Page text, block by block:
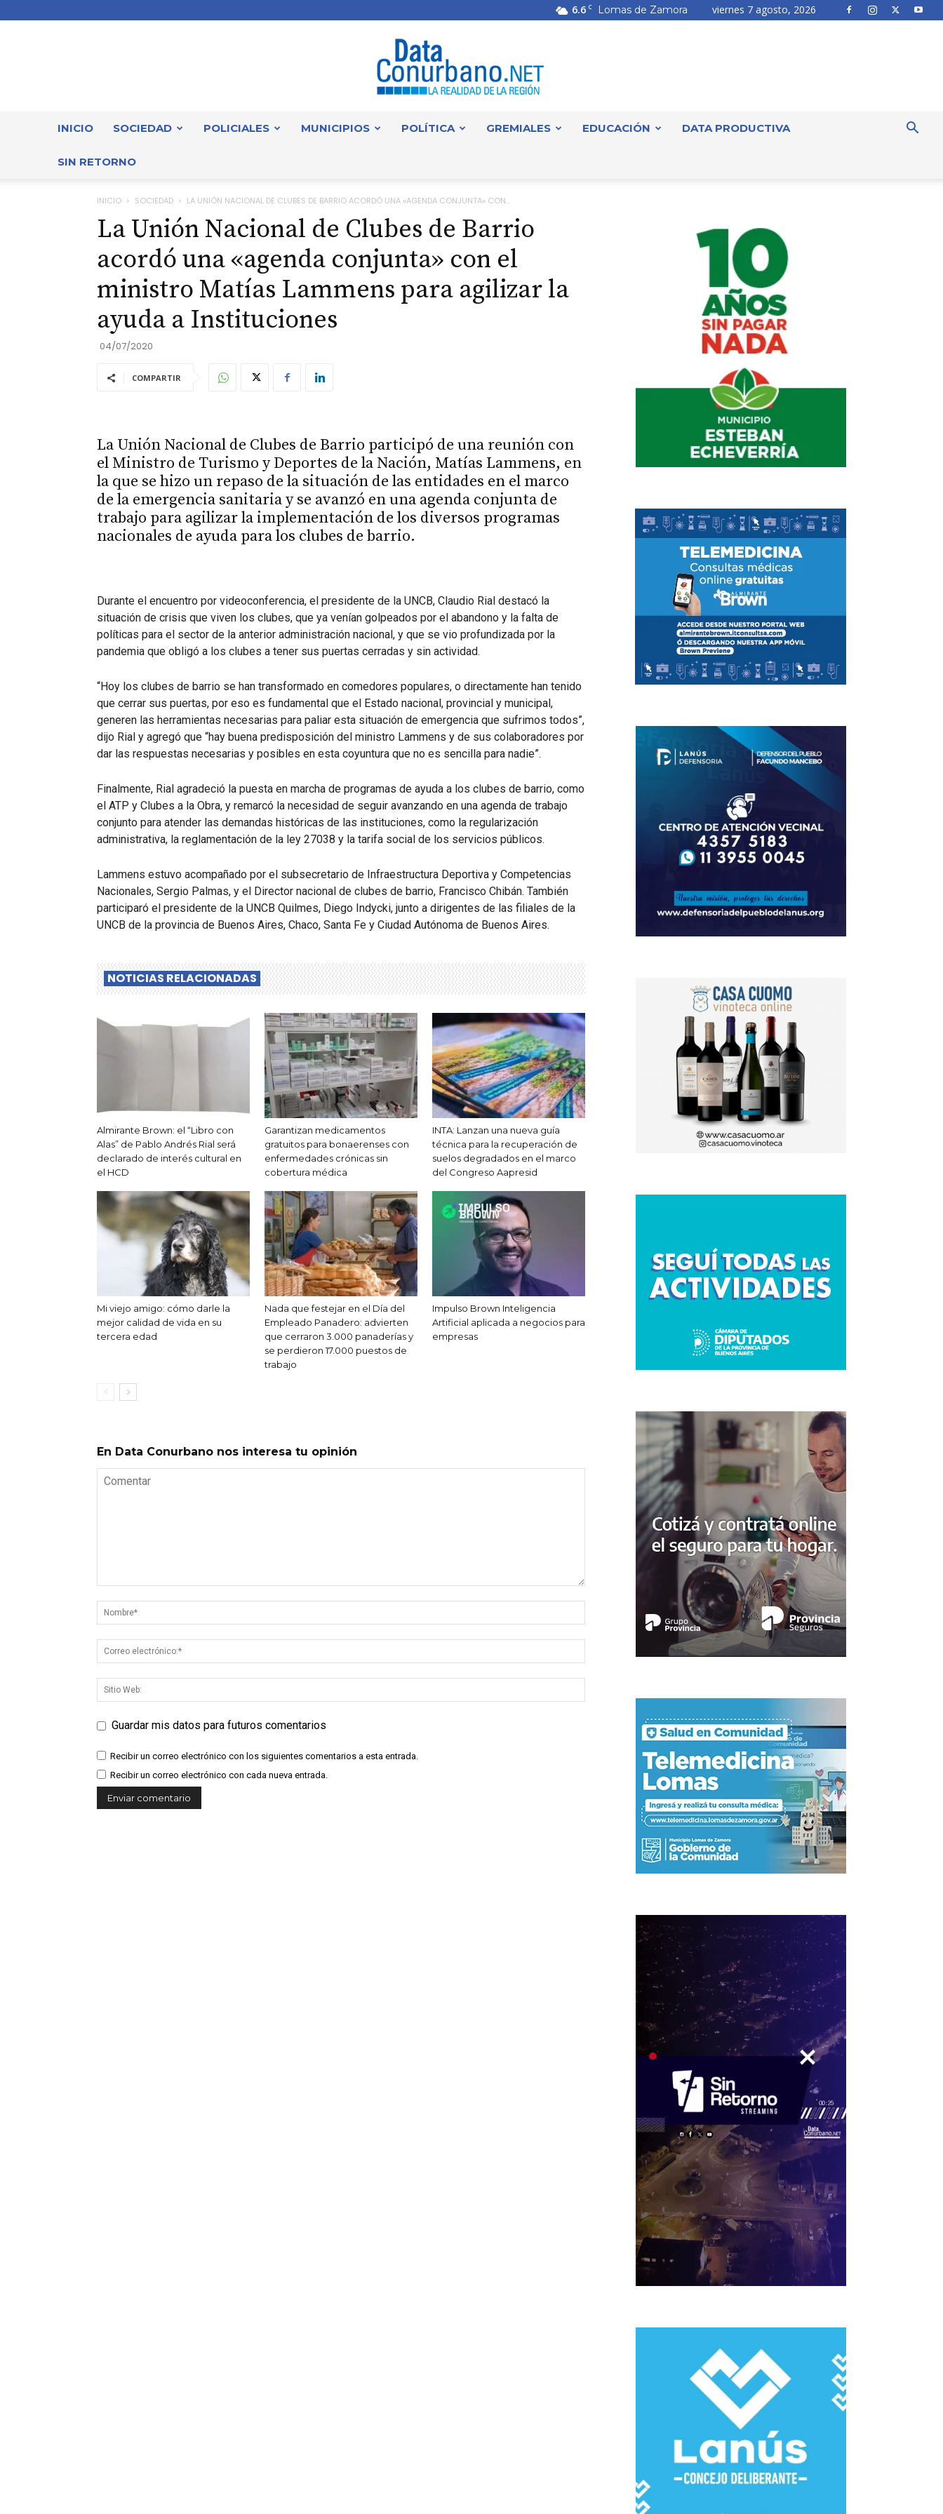
6.6 C Lomas de Zamora viernes 7 agosto, 2026
INICIO SOCIEDAD POLICIALES MUNICIPIOS POLÍTICA GREMIALES EDUCACIÓN DATA PRODUCTIVA
SIN RETORNO
INICIO SOCIEDAD LA UNIÓN NACIONAL DE CLUBES DE BARRIO ACORDÓ UNA «AGENDA CONJUNTA» CON...
La Unión Nacional de Clubes de Barrio
acordó una «agenda conjunta» con el
ministro Matías Lammens para agilizar la
ayuda a Instituciones
04/07/2020
COMPARTIR
La Unión Nacional de Clubes de Barrio participó de una reunión con
el Ministro de Turismo y Deportes de la Nación, Matías Lammens, en
la que se hizo un repaso de la situación de las entidades en el marco
de la emergencia sanitaria y se avanzó en una agenda conjunta de
trabajo para agilizar la implementación de los diversos programas
nacionales de ayuda para los clubes de barrio.
Durante el encuentro por videoconferencia, el presidente de la UNCB, Claudio Rial destacó la
situación de crisis que viven los clubes, que ya venían golpeados por el abandono y la falta de
políticas para el sector de la anterior administración nacional, y que se vio profundizada por la
pandemia que obligó a los clubes a tener sus puertas cerradas y sin actividad.
“Hoy los clubes de barrio se han transformado en comedores populares, o directamente han tenido
que cerrar sus puertas, por eso es fundamental que el Estado nacional, provincial y municipal,
generen las herramientas necesarias para paliar esta situación de emergencia que sufrimos todos”,
dijo Rial y agregó que “hay buena predisposición del ministro Lammens y de sus colaboradores por
dar las respuestas necesarias y posibles en esta coyuntura que no es sencilla para nadie”.
Finalmente, Rial agradeció la puesta en marcha de programas de ayuda a los clubes de barrio, como
el ATP y Clubes a la Obra, y remarcó la necesidad de seguir avanzando en una agenda de trabajo
conjunto para atender las demandas históricas de las instituciones, como la regularización
administrativa, la reglamentación de la ley 27038 y la tarifa social de los servicios públicos.
Lammens estuvo acompañado por el subsecretario de Infraestructura Deportiva y Competencias
Nacionales, Sergio Palmas, y el Director nacional de clubes de barrio, Francisco Chibán. También
participaró el presidente de la UNCB Quilmes, Diego Indycki, junto a dirigentes de las filiales de la
UNCB de la provincia de Buenos Aires, Chaco, Santa Fe y Ciudad Autónoma de Buenos Aires.
NOTICIAS RELACIONADAS
Almirante Brown: el “Libro con
Alas” de Pablo Andrés Rial será
declarado de interés cultural en
el HCD
Garantizan medicamentos
gratuitos para bonaerenses con
enfermedades crónicas sin
cobertura médica
INTA: Lanzan una nueva guía
técnica para la recuperación de
suelos degradados en el marco
del Congreso Aapresid
Mi viejo amigo: cómo darle la
mejor calidad de vida en su
tercera edad
Nada que festejar en el Día del
Empleado Panadero: advierten
que cerraron 3.000 panaderías y
se perdieron 17.000 puestos de
trabajo
Impulso Brown Inteligencia
Artificial aplicada a negocios para
empresas
En Data Conurbano nos interesa tu opinión
Guardar mis datos para futuros comentarios
Recibir un correo electrónico con los siguientes comentarios a esta entrada.
Recibir un correo electrónico con cada nueva entrada.